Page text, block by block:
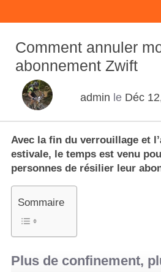
Comment annuler
abonnement Zwift
admin le Déc
Avec la fin du verrouillage et
estivale, le temps est venu
personnes de résilier leur
Sommaire
Plus de confinement,